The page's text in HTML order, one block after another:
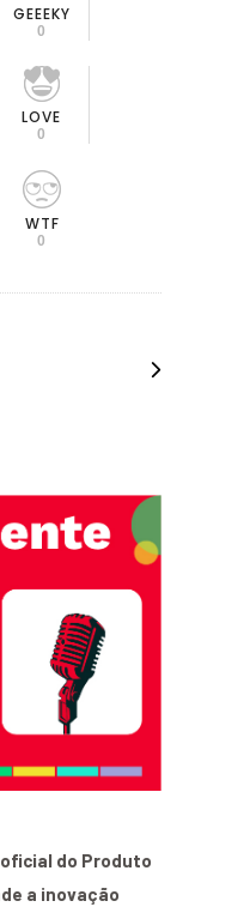
GEEEKY
0
LOVE
0
WTF
0
do Produto
a inovação